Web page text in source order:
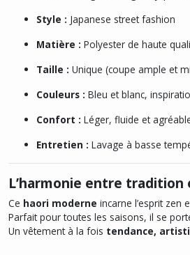
Style : Japanese street fashion
Matière : Polyester de haute
Taille : Unique (coupe ample et
Couleurs : Bleu et blanc,
Confort : Léger, fluide et
Entretien : Lavage à basse
L’harmonie entre
Ce haori moderne incarne l’esprit zen
Parfait pour toutes les saisons, il se
Un vêtement à la fois tendance,